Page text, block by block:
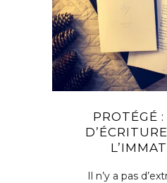
PROTÉGÉ
Il n’y a pas